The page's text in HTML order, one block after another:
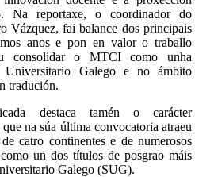
Na reportaxe, o coordinador do
Vázquez, fai balance dos principais
anos e pon en valor o traballo
consolidar o MTCI como unha
Universitario Galego e no ámbito
tradución.
destaca tamén o carácter
na súa última convocatoria atraeu
de catro continentes e de numerosos
un dos títulos de posgrao máis
Galego (SUG).